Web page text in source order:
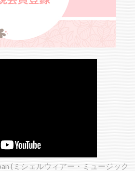
(ミシェルウィアー・ミュージック